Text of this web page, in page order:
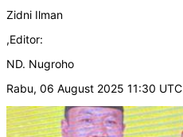
Zidni Ilman
,Editor:
ND. Nugroho
Rabu, 06 August 2025 11:30 UTC